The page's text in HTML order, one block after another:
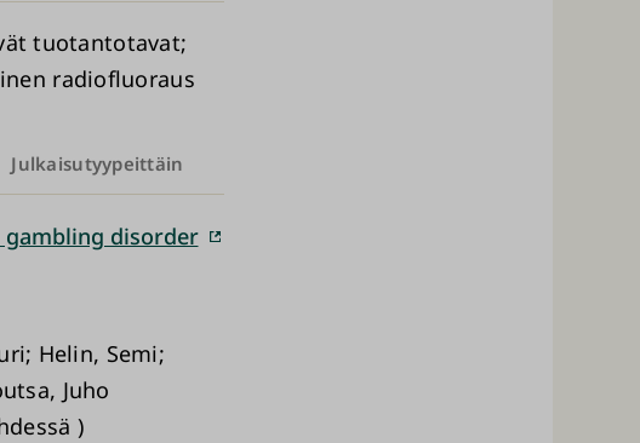
tuotantotavat
radiofluoraus
Julkaisutyypeittäin
disorder
Helin, Semi;
Juho
)